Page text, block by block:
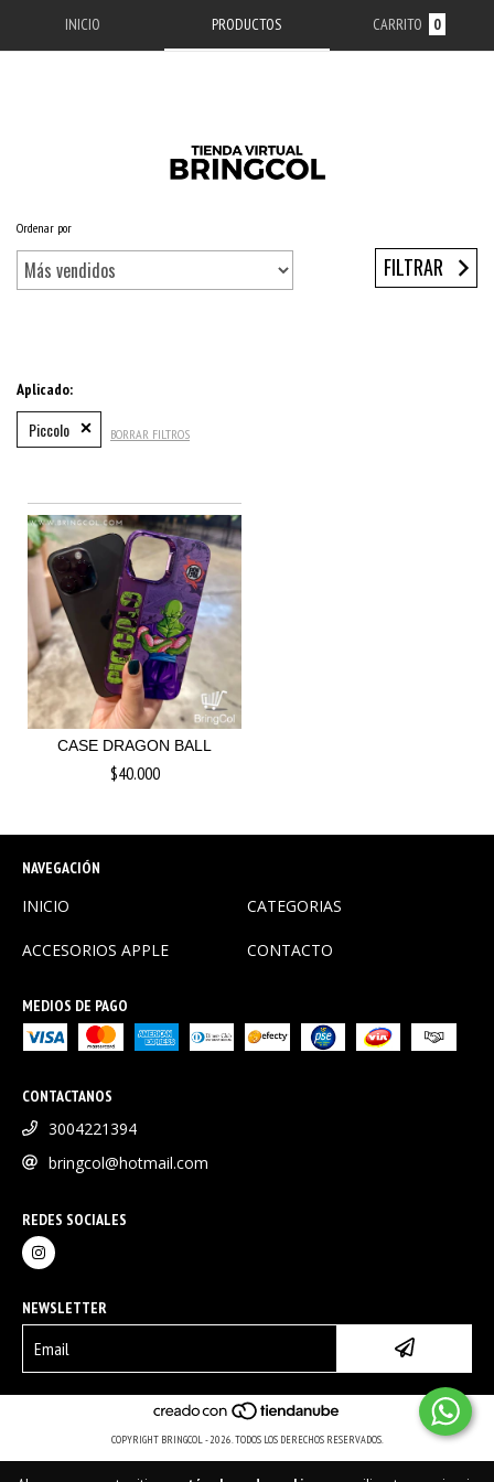
INICIO PRODUCTOS CARRITO 0
Inicio / ACCESORIOS APPLE
Ordenar por
FILTRAR
Aplicado:
Piccolo BORRAR FILTROS
CASE DRAGON BALL
$40.000
NAVEGACIÓN
INICIO CATEGORIAS
ACCESORIOS APPLE CONTACTO
MEDIOS DE PAGO
CONTACTANOS
3004221394
bringcol@hotmail.com
REDES SOCIALES
NEWSLETTER
COPYRIGHT BRINGCOL - 2026. TODOS LOS DERECHOS RESERVADOS.